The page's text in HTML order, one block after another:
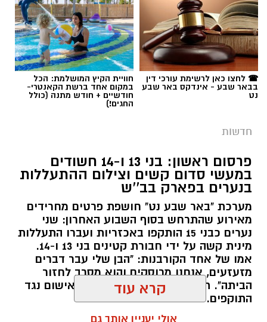
תגים:משטרה
קרדיט: משטרת ישראל
שוטרי המחוז הדרומי ולוחמי המשמר הלאומי של
מג"ב ממשיכים להנחית מכות על תשתיות
הפשיעה בנגב, עם שתי תפיסות משמעותיות
ביממות האחרונות. במסגרת פעילות סמויה
☎ לחצו כאן לרשימת עורכי דין
בבאר שבע - אינדקס באר שבע
נט
חוויית הקיץ המושלמת: הכל
במקום אחד ברשת הקאנטרי-
חודשיים + חודש מתנה (כולל
החגים!)
חדשות
פרסום ראשון: בני 13 ו-14 חשודים
במעשי סדום קשים וצילום ההתעללות
בנערים בפארק בב''ש
מערכת "באר שבע נט" חושפת פרטים מחרידים
מאירוע שהתרחש בסוף השבוע האחרון: שני
נערים כבני 15 הותקפו באכזריות ועברו התעללות
מינית קשה על ידי חבורת קטינים בני 13 ו-14.
אמו של אחד הקורבנות: "הבן שלי עבר דברים
מזעזעים, אנחנו מרוסקים והוא מסרב לחזור
הביתה". תוך ימים ספורים: צפוי כתב אישום נגד
התוקפים.
קרא עוד
אולי יעניין אותך גם